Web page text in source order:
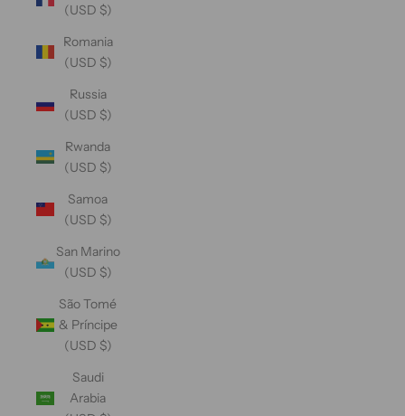
(USD $)
Romania
(USD $)
Russia
(USD $)
Rwanda
(USD $)
Samoa
(USD $)
San Marino
(USD $)
São Tomé
& Príncipe
(USD $)
Saudi
Arabia